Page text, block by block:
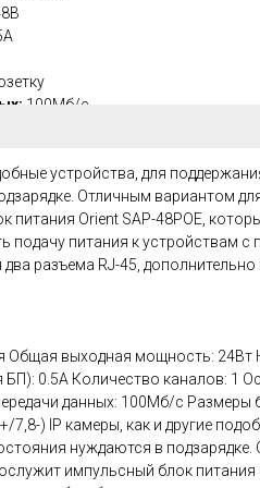
100Mб/с
устройства, для
Отличным вариантом
питания Orient SAP-48POE,
подачу питания к устройствам с
разъема RJ-45,
Общая выходная мощность: 24Вт
БП): 0.5А Количество каналов: 1
данных: 100Mб/с Размеры
7,8-) IP камеры, как и другие
нуждаются в подзарядке.
импульсный блок питания